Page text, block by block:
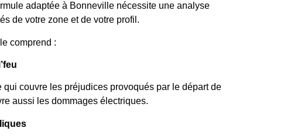
adaptée à Bonneville nécessite une analyse
de votre zone et de votre profil.
comprend :
qui couvre les préjudices provoqués par le départ de
aussi les dommages électriques.